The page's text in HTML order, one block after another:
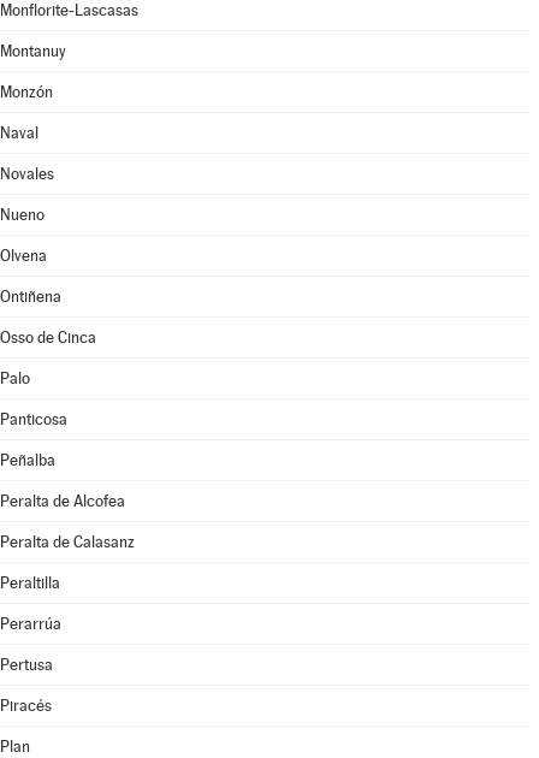
Monflorite-Lascasas
Montanuy
Monzón
Naval
Novales
Nueno
Olvena
Ontiñena
Osso de Cinca
Palo
Panticosa
Peñalba
Peralta de Alcofea
Peralta de Calasanz
Peraltilla
Perarrúa
Pertusa
Piracés
Plan